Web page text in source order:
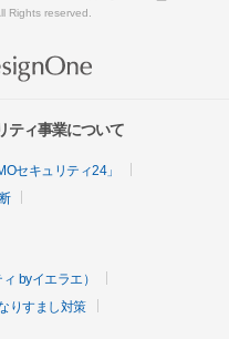
Rights reserved.
ティ事業について
セキュリティ24」
byイエラエ）
りすまし対策